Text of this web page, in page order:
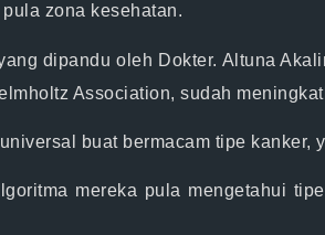
zona kesehatan.
dipandu oleh Dokter. Altuna
Association, sudah
buat bermacam tipe kanker,
mereka pula mengetahui